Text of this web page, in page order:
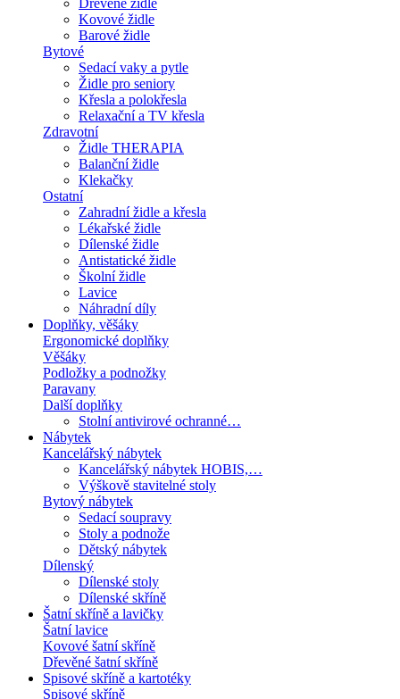
Dřevěné židle
Kovové židle
Barové židle
Bytové
Sedací vaky a pytle
Židle pro seniory
Křesla a polokřesla
Relaxační a TV křesla
Zdravotní
Židle THERAPIA
Balanční židle
Klekačky
Ostatní
Zahradní židle a křesla
Lékařské židle
Dílenské židle
Antistatické židle
Školní židle
Lavice
Náhradní díly
Doplňky, věšáky
Ergonomické doplňky
Věšáky
Podložky a podnožky
Paravany
Další doplňky
Stolní antivirové ochranné…
Nábytek
Kancelářský nábytek
Kancelářský nábytek HOBIS,…
Výškově stavitelné stoly
Bytový nábytek
Sedací soupravy
Stoly a podnože
Dětský nábytek
Dílenský
Dílenské stoly
Dílenské skříně
Šatní skříně a lavičky
Šatní lavice
Kovové šatní skříně
Dřevěné šatní skříně
Spisové skříně a kartotéky
Spisové skříně